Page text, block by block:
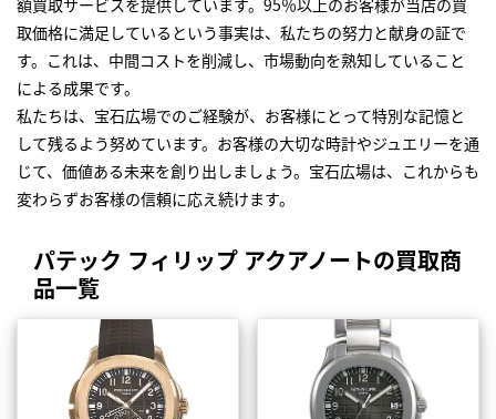
額買取サービスを提供しています。95％以上のお客様が当店の買
取価格に満足しているという事実は、私たちの努力と献身の証で
す。これは、中間コストを削減し、市場動向を熟知していること
による成果です。
私たちは、宝石広場でのご経験が、お客様にとって特別な記憶と
して残るよう努めています。お客様の大切な時計やジュエリーを通
じて、価値ある未来を創り出しましょう。宝石広場は、これからも
変わらずお客様の信頼に応え続けます。
パテック フィリップ アクアノートの買取商
品一覧